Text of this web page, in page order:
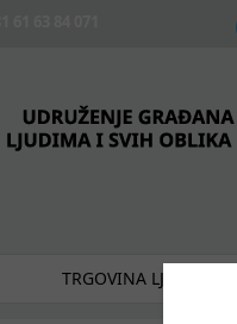
TRGOVINA LJUDIMA